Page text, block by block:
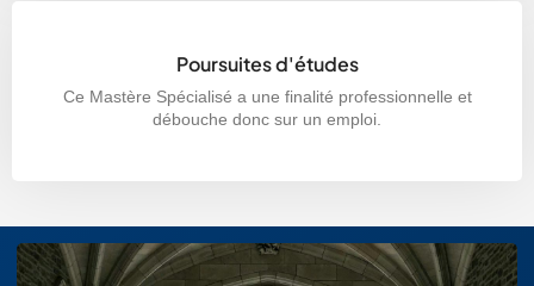
Poursuites d'études
Ce Mastère Spécialisé a une finalité professionnelle et
débouche donc sur un emploi.